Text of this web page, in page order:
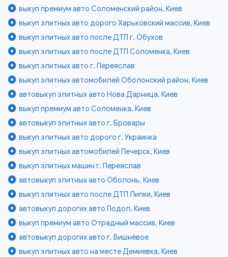
выкуп премиум авто Соломенский район, Киев
выкуп элитных авто дорого Харьковский массив, Киев
выкуп элитных авто после ДТП г. Обухов
выкуп элитных авто после ДТП Соломенка, Киев
выкуп элитных авто г. Переяслав
выкуп элитных автомобилей Оболонский район, Киев
автовыкуп элитных авто Нова Дарница, Киев
выкуп премиум авто Соломенка, Киев
автовыкуп элитных авто г. Бровары
выкуп элитных авто дорого г. Украинка
выкуп элитных автомобилей Печерск, Киев
выкуп элитных машин г. Переяслав
автовыкуп элитных авто Оболонь, Киев
выкуп элитных авто после ДТП Липки, Киев
автовыкуп дорогих авто Подол, Киев
выкуп премиум авто Отрадный массив, Киев
автовыкуп дорогих авто г. Вишнёвое
выкуп элитных авто на месте Демиевка, Киев